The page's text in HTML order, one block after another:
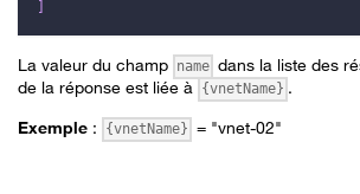
La valeur du champ name dans la liste des
de la réponse est liée à
{vnetName} .
Exemple : {vnetName} = "vnet-02"